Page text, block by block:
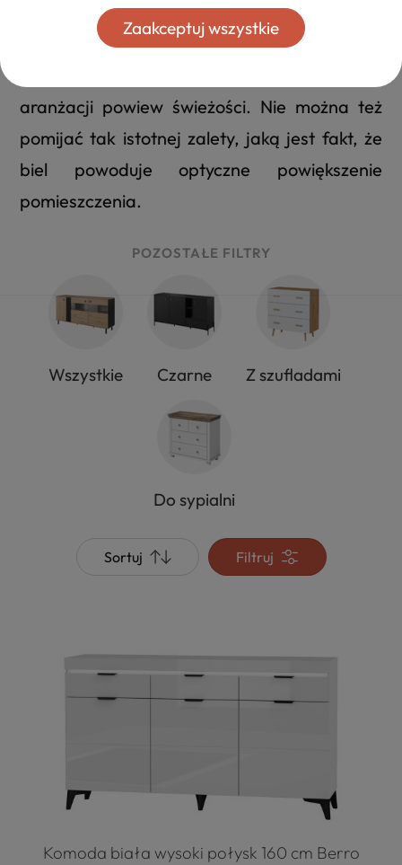
obszarze której możesz wyczarować dowolny
styl – skandynawski, nowoczesny, klasyczny
aranżacji powiew świeżości. Nie można też
pomijać tak istotnej zalety, jaką jest fakt, że
biel powoduje optyczne powiększenie
pomieszczenia.
POZOSTAŁE FILTRY
Wszystkie Czarne Z szufladami
Do sypialni
Sortuj Filtruj
Komoda biała wysoki połysk 160 cm Berro
Zaakceptuj wszystkie